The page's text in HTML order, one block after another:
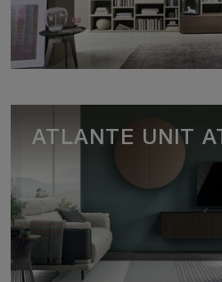
ATLANTE UNIT